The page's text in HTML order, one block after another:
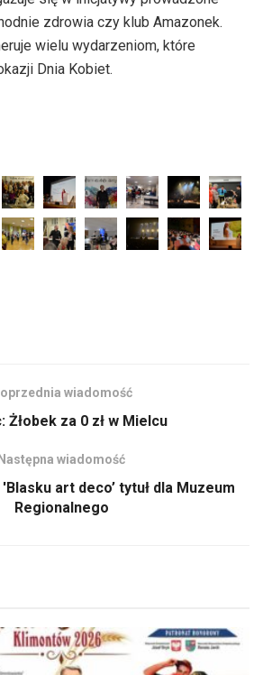
zdrowia czy klub Amazonek.
wielu wydarzeniom, które
Dnia Kobiet.
wiadomość
Żłobek za 0 zł w Mielcu
Następna wiadomość
art deco’ tytuł dla Muzeum
Regionalnego